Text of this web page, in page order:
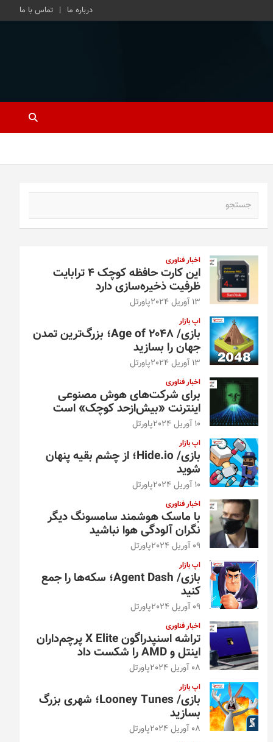
درباره ما تماس با ما
اخبار فناوری
این کارت حافظه کوچک ۴ ترابایت
ظرفیت ذخیره‌سازی دارد
13 آوریل 2024 پاورتل
اپ بازار
بازی/ Age of 2048؛ بزرگ‌ترین تمدن
جهان را بسازید
13 آوریل 2024 پاورتل
اخبار فناوری
برای شرکت‌های هوش مصنوعی
اینترنت «بیش‌از‌حد کوچک» است
10 آوریل 2024 پاورتل
اپ بازار
بازی/ Hide.io؛ از چشم بقیه پنهان
شوید
10 آوریل 2024 پاورتل
اخبار فناوری
با ماسک هوشمند سامسونگ دیگر
نگران آلودگی هوا نباشید
09 آوریل 2024 پاورتل
اپ بازار
بازی/ Agent Dash؛ سکه‌ها را جمع
کنید
09 آوریل 2024 پاورتل
اخبار فناوری
تراشه اسنپدراگون X Elite پرچم‌داران
اینتل و AMD را شکست داد
08 آوریل 2024 پاورتل
اپ بازار
بازی/ Looney Tunes؛ شهری بزرگ
بسازید
08 آوریل 2024 پاورتل